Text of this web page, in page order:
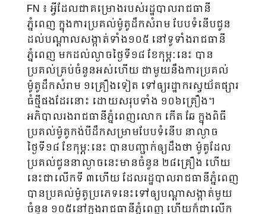
FN​ ៖ អ្វីដែលជាគម្រោងរបស់រដ្ឋបាលរាជធានី
ភ្នំពេញ ក្នុងការប្រគល់ម៉ូតូដឹកសំរាម បែបទំនើបជូន
ដល់បណ្ដាលសង្កាត់ទាំង១០៥ នៅទូទាំងរាជធានី
ភ្នំពេញ មកដល់ល្ងាចថ្ងៃទី១៨ ខែកុម្ភៈនេះ បាន
ប្រគល់គ្រប់ចំនួនអស់ហើយ ជាមួយនឹងការប្រគល់
ម៉ូតូដឹកសំរាម ១គ្រឿងទៀត ទៅឲ្យរដ្ឋាករស្វយ័តផ្សារ
ធំថ្មីផងដែរនោះ ដោយសរុបទាំង ១០៦គ្រឿង។
អភិបាលរងរាជធានីភ្នំពេញលោក កើត ឆែ ក្នុងពិធី
ប្រគល់ម៉ូតូកង់បីដឹកសម្រាមបែបទំនើប នាល្ងាច
ថ្ងៃទី១៨ ខែកុម្ភៈនេះ បានបញ្ជាក់ឲ្យដឹងថា ម៉ូតូដែល
ប្រគល់ជូននាល្ងាចនេះមានចំនួន ២៨គ្រឿង ហើយ
នេះជាលើកទី ៣ហើយ ដែលរដ្ឋបាលរាជធានីភ្នំពេញ
បានប្រគល់ម៉ូតូប្រភេទនេះទៅឲ្យបណ្ដាសង្កាត់មួយ
ចំនួន ១០៥នៅក្នុងរាជធានីភ្នំពេញ ហើយក៏ជាលើក